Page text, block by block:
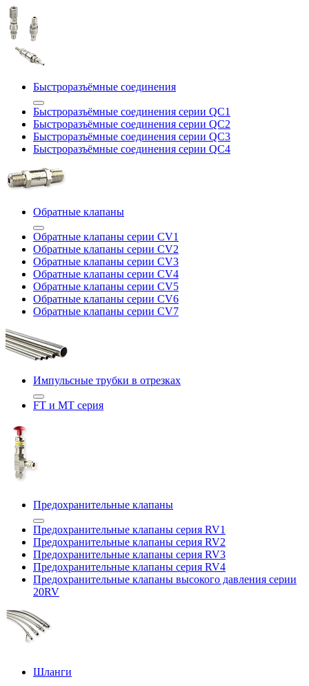
Быстроразъёмные соединения
Быстроразъёмные соединения серии QC1
Быстроразъёмные соединения серии QC2
Быстроразъёмные соединения серии QC3
Быстроразъёмные соединения серии QC4
Обратные клапаны
Обратные клапаны серии CV1
Обратные клапаны серии CV2
Обратные клапаны серии CV3
Обратные клапаны серии CV4
Обратные клапаны серии CV5
Обратные клапаны серии CV6
Обратные клапаны серии CV7
Импульсные трубки в отрезках
FT и MT серия
Предохранительные клапаны
Предохранительные клапаны серия RV1
Предохранительные клапаны серия RV2
Предохранительные клапаны серия RV3
Предохранительные клапаны серия RV4
Предохранительные клапаны высокого давления серии
20RV
Шланги